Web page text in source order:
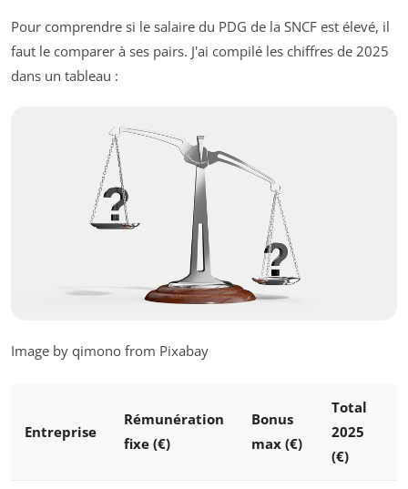
Pour comprendre si le salaire du PDG de la SNCF est élevé, il
faut le comparer à ses pairs. J'ai compilé les chiffres de 2025
dans un tableau :
Image by qimono from Pixabay
Entreprise
Rémunération
fixe (€)
Bonus
max (€)
Total
2025
(€)